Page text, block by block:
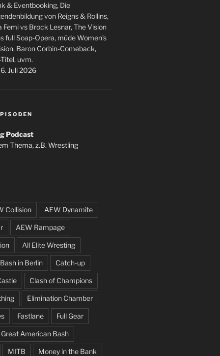
& Eventbooking, Die
von Reigns & Rollins,
Femi vs Brock Lesnar, The Vision
full Soap-Opera, müde Women's
Baron Corbin-Comeback,
Titel, uvm.
Juli 2026
Podcast
Thema, z.B. Wrestling
Collision AEW Dynamite
AEW Rampage
All Elite Wresting
Bash in Berlin Catch-up
Clash of Champions
Elimination Chamber
Fastlane Full Gear
Great American Bash
MITB Money in the Bank